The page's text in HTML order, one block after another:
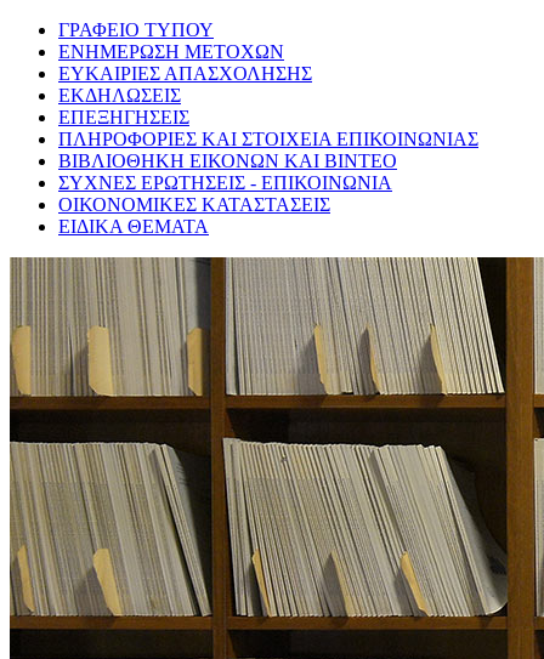
ΓΡΑΦΕΙΟ ΤΥΠΟΥ
ΕΝΗΜΕΡΩΣΗ ΜΕΤΟΧΩΝ
ΕΥΚΑΙΡΙΕΣ ΑΠΑΣΧΟΛΗΣΗΣ
ΕΚΔΗΛΩΣΕΙΣ
ΕΠΕΞΗΓΗΣΕΙΣ
ΠΛΗΡΟΦΟΡΙΕΣ ΚΑΙ ΣΤΟΙΧΕΙΑ ΕΠΙΚΟΙΝΩΝΙΑΣ
ΒΙΒΛΙΟΘΗΚΗ ΕΙΚΟΝΩΝ ΚΑΙ ΒΙΝΤΕΟ
ΣΥΧΝΕΣ ΕΡΩΤΗΣΕΙΣ - ΕΠΙΚΟΙΝΩΝΙΑ
ΟΙΚΟΝΟΜΙΚΕΣ ΚΑΤΑΣΤΑΣΕΙΣ
ΕΙΔΙΚΑ ΘΕΜΑΤΑ